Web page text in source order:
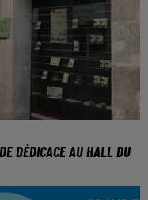
DÉDICACE AU HALL DU
23 novembre